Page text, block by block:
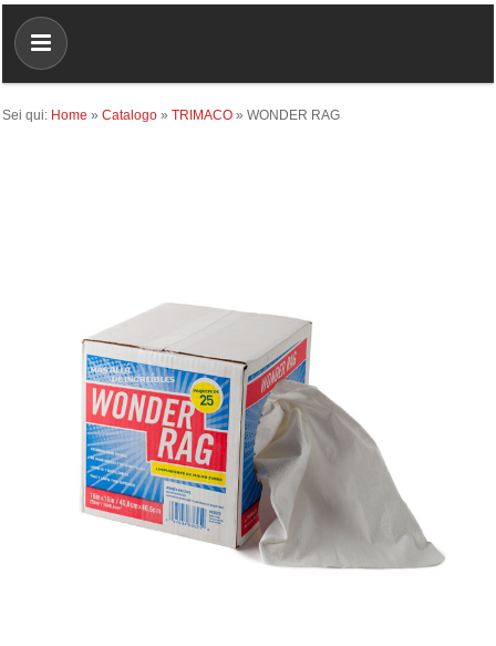
Sei qui: Home » Catalogo » TRIMACO » WONDER RAG